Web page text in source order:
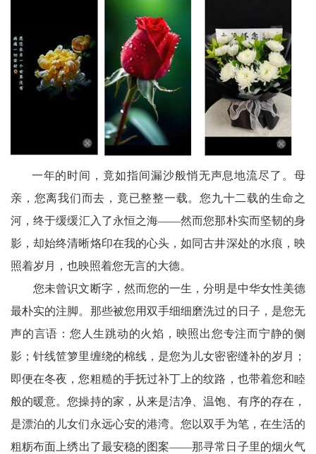
日
宾
报
龄
西
南
文
学
医
一年的时间，竟如指间漏沙般悄无声息地流尽了。母
亲，您离我们而去，竟已整整一载。您九十二载的生命之
河，终于缓缓汇入了永恒之海——然而您那朴实而坚韧的身
影，却始终清晰烙印在我的心头，如同古井深处的水痕，映
照着岁月，也映照着您无言的大德。
您未曾识文断字，然而您的一生，分明是中华女性美德
最朴实的注脚。那些被您用双手细细磨洗过的日子，是您无
声的言语：您人生跳动的火焰，映照出您专注而宁静的侧
影；针线笸箩里缠绕的棉线，是您为儿女密密缝补的岁月；
即便在冬夜，您粗糙的手抚过补丁上的纹路，也带着您和睦
般的暖意。您操持的家，从来是洁净、温饱、有序的存在，
是漂泊的儿女们永远心安的港湾。您以双手为笔，在生活的
粗粝布面上绣出了最安稳的图案——那寻常日子里的烟火气